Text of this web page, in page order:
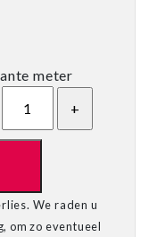
meter
We raden u
om zo eventueel